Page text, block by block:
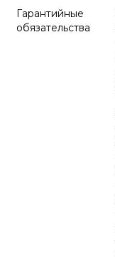
Гарантийные
обязательства